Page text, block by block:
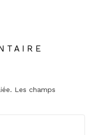
Les champs